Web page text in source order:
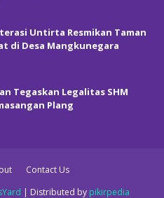
Untirta Resmikan Taman
di Desa Mangkunegara
Tegaskan Legalitas SHM
Plang
Contact Us
| Distributed by pikirpedia